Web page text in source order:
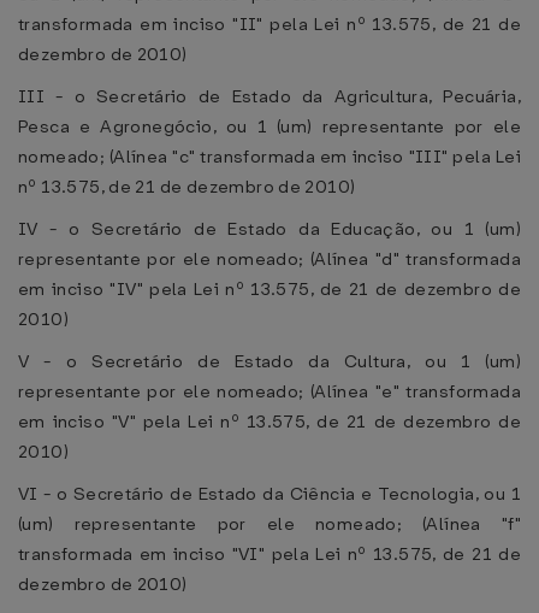
transformada em inciso "II" pela Lei nº 13.575, de 21 de
dezembro de 2010)
III - o Secretário de Estado da Agricultura, Pecuária,
Pesca e Agronegócio, ou 1 (um) representante por ele
nomeado; (Alínea "c" transformada em inciso "III" pela Lei
nº 13.575, de 21 de dezembro de 2010)
IV - o Secretário de Estado da Educação, ou 1 (um)
representante por ele nomeado; (Alínea "d" transformada
em inciso "IV" pela Lei nº 13.575, de 21 de dezembro de
2010)
V - o Secretário de Estado da Cultura, ou 1 (um)
representante por ele nomeado; (Alínea "e" transformada
em inciso "V" pela Lei nº 13.575, de 21 de dezembro de
2010)
VI - o Secretário de Estado da Ciência e Tecnologia, ou 1
(um) representante por ele nomeado; (Alínea "f"
transformada em inciso "VI" pela Lei nº 13.575, de 21 de
dezembro de 2010)